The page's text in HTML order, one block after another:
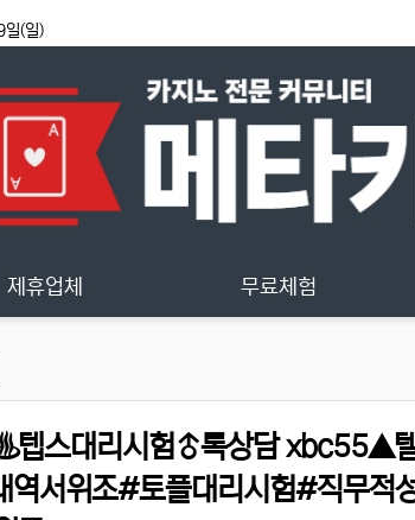
(일)
제휴업체 무료체험
텝스대리시험♂톡상담 xbc55▲
역서위조#토플대리시험#직무적